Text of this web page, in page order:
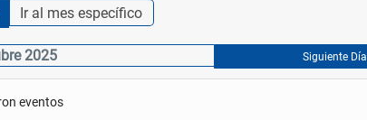
Ir al mes específico
2025 Siguiente Día
eventos